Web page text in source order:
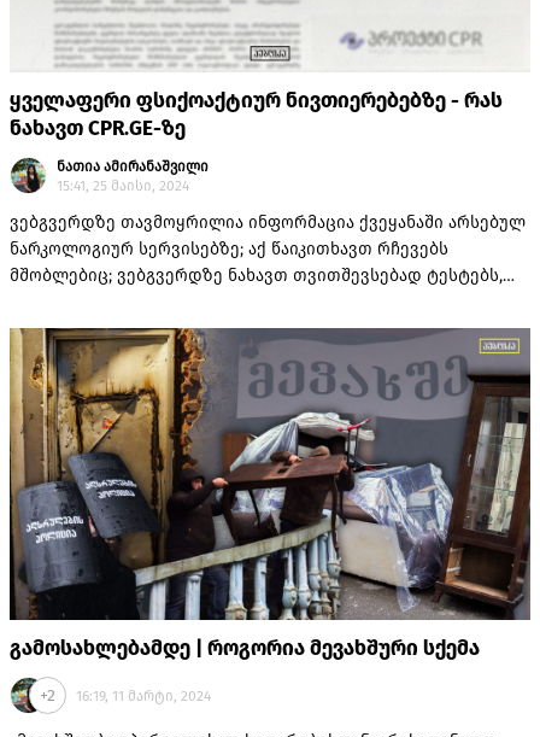
ყველაფერი ფსიქოაქტიურ ნივთიერებებზე - რას
ნახავთ CPR.GE-ზე
ნათია ამირანაშვილი
15:41, 25 მაისი, 2024
ვებგვერდზე თავმოყრილია ინფორმაცია ქვეყანაში არსებულ
ნარკოლოგიურ სერვისებზე; აქ წაიკითხავთ რჩევებს
მშობლებიც; ვებგვერდზე ნახავთ თვითშევსებად ტესტებს,
პრობლემური დამოკიდებულება სხვადასხვა ფსიქოაქტიურ
ნივთიერებაზე და ა.შ.
გამოსახლებამდე | როგორია მევახშური სქემა
+2 16:19, 11 მარტი, 2024